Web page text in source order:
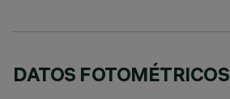
DATOS FOTOMÉTRICOS